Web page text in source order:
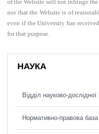
of the Website will not infringe
nor that the Website is of
even if the University has
for that purpose.
НАУКА
Відділ науково-дослідної
Нормативно-правова база